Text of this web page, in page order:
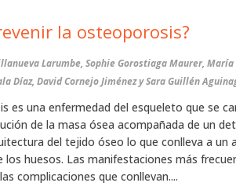
la osteoporosis?
Larumbe, Sophie Gorostiaga Maurer, María
Díaz, David Cornejo Jiménez y Sara Guillén
es una enfermedad del esqueleto que se
de la masa ósea acompañada de un
del tejido óseo lo que conlleva a un
los huesos. Las manifestaciones más
complicaciones que conllevan....